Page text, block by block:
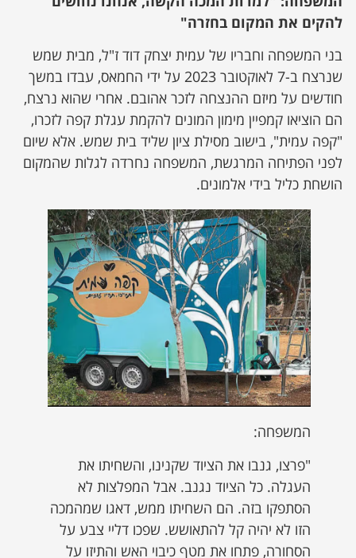
להקים את המקום בחזרה"
בני המשפחה וחבריו של עמית יצחק דוד ז"ל, מבית שמש
שנרצח ב-7 לאוקטובר 2023 על ידי החמאס, עבדו במשך
חודשים על מיזם ההנצחה לזכר אהובם. אחרי שהוא נרצח,
הם הוציאו קמפיין מימון המונים להקמת עגלת קפה לזכרו,
"קפה עמית", בישוב מסילת ציון שליד בית שמש. אלא שיום
לפני הפתיחה המרגשת, המשפחה נחרדה לגלות שהמקום
הושחת כליל בידי אלמונים.
המשפחה:
"פרצו, גנבו את הציוד שקנינו, והשחיתו את
העגלה. כל הציוד נגנב. אבל המפלצות לא
הסתפקו בזה. הם השחיתו ממש, דאגו שמהמכה
הזו לא יהיה קל להתאושש. שפכו דליי צבע על
הסחורה, פתחו את מטף כיבוי האש והתיזו על